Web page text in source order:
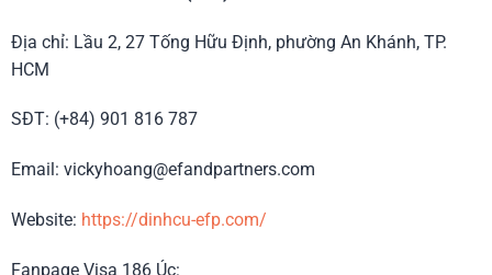
Địa chỉ: Lầu 2, 27 Tống Hữu Định, phường An Khánh, TP.
HCM
SĐT: (+84) 901 816 787
Email: vickyhoang@efandpartners.com
Website: https://dinhcu-efp.com/
Fanpage Visa 186 Úc: